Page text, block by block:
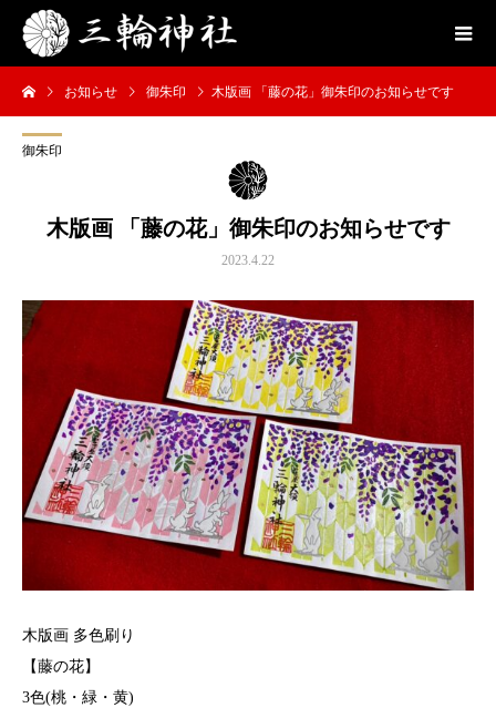
お知らせ 御朱印 木版画 「藤の花」御朱印のお知らせです
御朱印
木版画 「藤の花」御朱印のお知らせです
2023.4.22
木版画 多色刷り
【藤の花】
3色(桃・緑・黄)